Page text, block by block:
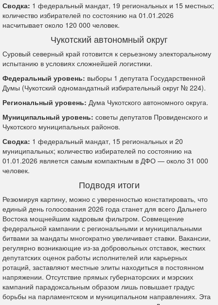
Сводка: 1 федеральный мандат, 19 региональных и 15 местных;
количество избирателей по состоянию на 01.01.2026
насчитывает около 120 000 человек.
Чукотский автономный округ
Суровый северный край готовится к серьезному электоральному
испытанию в условиях сложнейшей логистики.
Федеральный уровень: выборы 1 депутата Государственной
Думы (Чукотский одномандатный избирательный округ № 224).
Региональный уровень: Дума Чукотского автономного округа.
Муниципальный уровень: советы депутатов Провиденского и
Чукотского муниципальных районов.
Сводка: 1 федеральный мандат, 15 региональных и 20
муниципальных; количество избирателей по состоянию на
01.01.2026 является самым компактным в ДФО — около 31 000
человек.
Подводя итоги
Резюмируя картину, можно с уверенностью констатировать, что
единый день голосования 2026 года станет для всего Дальнего
Востока мощнейшим кадровым фильтром. Совмещение
федеральной кампании с региональными и муниципальными
битвами за мандаты многократно увеличивает ставки. Вакансии,
регулярно возникающие из-за добровольных отставок, жестких
депутатских оценок работы исполнителей или карьерных
ротаций, заставляют местные элиты находиться в постоянном
напряжении. Отсутствие прямых губернаторских и мэрских
кампаний парадоксальным образом лишь повышает градус
борьбы на парламентском и муниципальном направлениях. Эта